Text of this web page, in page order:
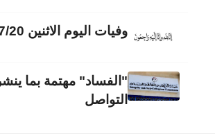
وفيات اليوم الاثنين 2026/7/20
"الفساد" مهتمة بما
التواصل